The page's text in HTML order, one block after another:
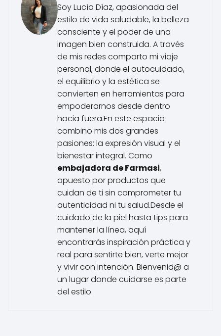
Soy Lucía Díaz, apasionada del
estilo de vida saludable, la belleza
consciente y el poder de una
imagen bien construida. A través
de mis redes comparto mi viaje
personal, donde el autocuidado,
el equilibrio y la estética se
convierten en herramientas para
empoderarnos desde dentro
hacia fuera.En este espacio
combino mis dos grandes
pasiones: la expresión visual y el
bienestar integral. Como
embajadora de Farmasi,
apuesto por productos que
cuidan de ti sin comprometer tu
autenticidad ni tu salud.Desde el
cuidado de la piel hasta tips para
mantener la línea, aquí
encontrarás inspiración práctica y
real para sentirte bien, verte mejor
y vivir con intención. Bienvenid@ a
un lugar donde cuidarse es parte
del estilo.